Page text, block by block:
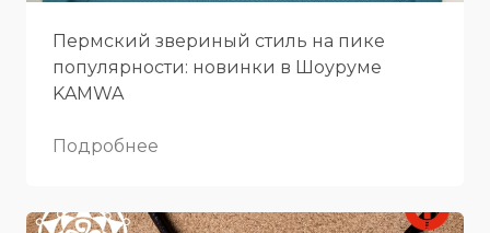
Пермский звериный стиль на пике
популярности: новинки в Шоуруме
KAMWA
Подробнее